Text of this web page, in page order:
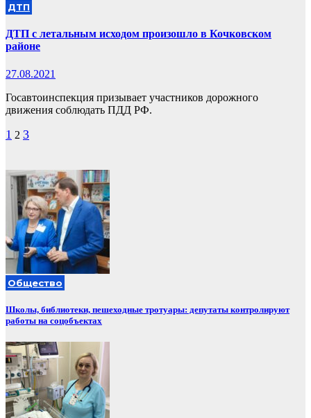
ДТП
ДТП с летальным исходом произошло в Кочковском
районе
27.08.2021
Госавтоинспекция призывает участников дорожного
движения соблюдать ПДД РФ.
Пагинация
1 2 3
Общество
Школы, библиотеки, пешеходные тротуары: депутаты контролируют
работы на соцобъектах